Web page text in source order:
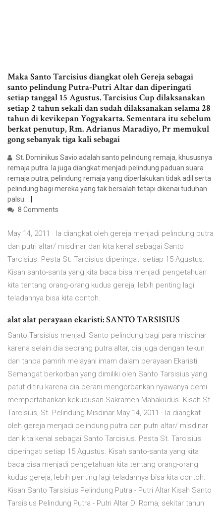
Maka Santo Tarcisius diangkat oleh Gereja sebagai
santo pelindung Putra-Putri Altar dan diperingati
setiap tanggal 15 Agustus. Tarcisius Cup dilaksanakan
setiap 2 tahun sekali dan sudah dilaksanakan selama 28
tahun di kevikepan Yogyakarta. Sementara itu sebelum
berkat penutup, Rm. Adrianus Maradiyo, Pr memukul
gong sebanyak tiga kali sebagai
St. Dominikus Savio adalah santo pelindung remaja, khususnya
remaja putra. Ia juga diangkat menjadi pelindung paduan suara
remaja putra, pelindung remaja yang diperlakukan tidak adil serta
pelindung bagi mereka yang tak bersalah tetapi dikenai tuduhan
palsu.
8 Comments
May 14, 2011 · Ia diangkat oleh gereja menjadi pelindung putra
dan putri altar/ misdinar dan kita kenal sebagai Santo
Tarcisius. Pesta St. Tarcisius diperingati setiap 15 Agustus.
Kisah santo-santa yang kita baca bisa menjadi pengetahuan
kita tentang orang-orang kudus gereja, lebih penting lagi
teladannya bisa kita contoh.
alat alat perayaan ekaristi: SANTO TARSISIUS
Santo Tarsisius menjadi Santo pelindung bagi para misdinar
karena selain dia seorang putra altar, dia juga dengan tekun
dan tanpa pamrih melayani imam dalam perayaan Ekaristi.
Semangat berkorban yang dimiliki oleh Santo Tarsisius yang
patut ditiru karena dia berani mengorbankan nyawanya demi
mempertahankan kekudusan Sakramen Mahakudus. Kisah St.
Tarcisius, St. Pelindung Misdinar May 14, 2011 · Ia diangkat
oleh gereja menjadi pelindung putra dan putri altar/ misdinar
dan kita kenal sebagai Santo Tarcisius. Pesta St. Tarcisius
diperingati setiap 15 Agustus. Kisah santo-santa yang kita
baca bisa menjadi pengetahuan kita tentang orang-orang
kudus gereja, lebih penting lagi teladannya bisa kita contoh.
Kisah Santo Tarsisius Pelindung Putra - Putri Altar Kisah Santo
Tarsisius Pelindung Putra - Putri Altar Di Roma, sekitar tahun